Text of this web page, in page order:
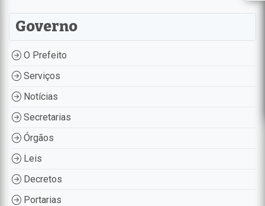
Governo
O Prefeito
Serviços
Notícias
Secretarias
Órgãos
Leis
Decretos
Portarias